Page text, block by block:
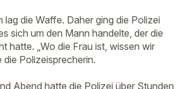
lag die Waffe. Daher ging die Polizei
sich um den Mann handelte, der die
hatte. „Wo die Frau ist, wissen wir
die Polizeisprecherin.
Abend hatte die Polizei über Stunden